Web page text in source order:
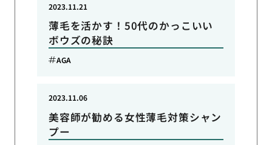
薄毛を活かす！50代のかっこいい
ボウズの秘訣
2023.11.21
AGA
美容師が勧める女性薄毛対策シャン
プー
2023.11.06